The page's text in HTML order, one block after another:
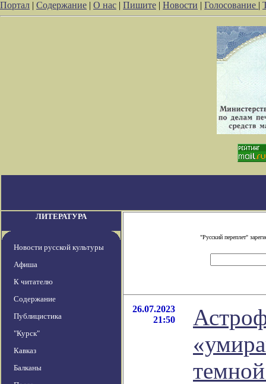
Портал | Содержание | О нас | Пишите | Новости | Голосование |
ЛИТЕРАТУРА
Новости русской культуры
Афиша
К читателю
Содержание
Публицистика
"Курск"
Кавказ
Балканы
"Русский переплет"
26.07.2023
21:50